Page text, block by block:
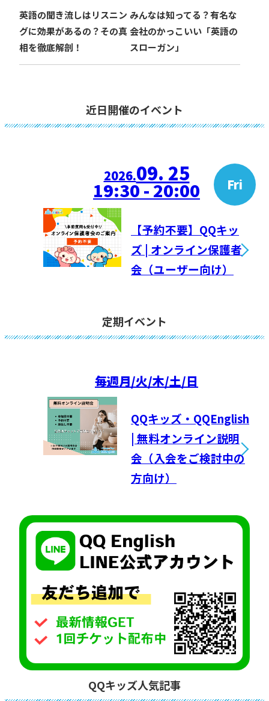
英語の聞き流しはリスニン
グに効果があるの？その真
相を徹底解剖！
みんなは知ってる？有名な
会社のかっこいい「英語の
スローガン」
近日開催のイベント
2026.09. 25 Fri
19:30 - 20:00
【予約不要】QQキッ
ズ | オンライン保護者
会（ユーザー向け）
定期イベント
毎週月/火/木/土/日
QQキッズ・QQEnglish
| 無料オンライン説明
会（入会をご検討中の
方向け）
QQキッズ人気記事